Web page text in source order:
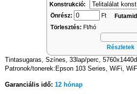
Konstrukció:
Önrész:
Ft
Törlesztés: Ft/hó
Részletek
Tintasugaras, Színes, 33lap/perc,
Patronok/tonerek:Epson 103 Series, WiFi,
Garanciális idő: 12 hónap